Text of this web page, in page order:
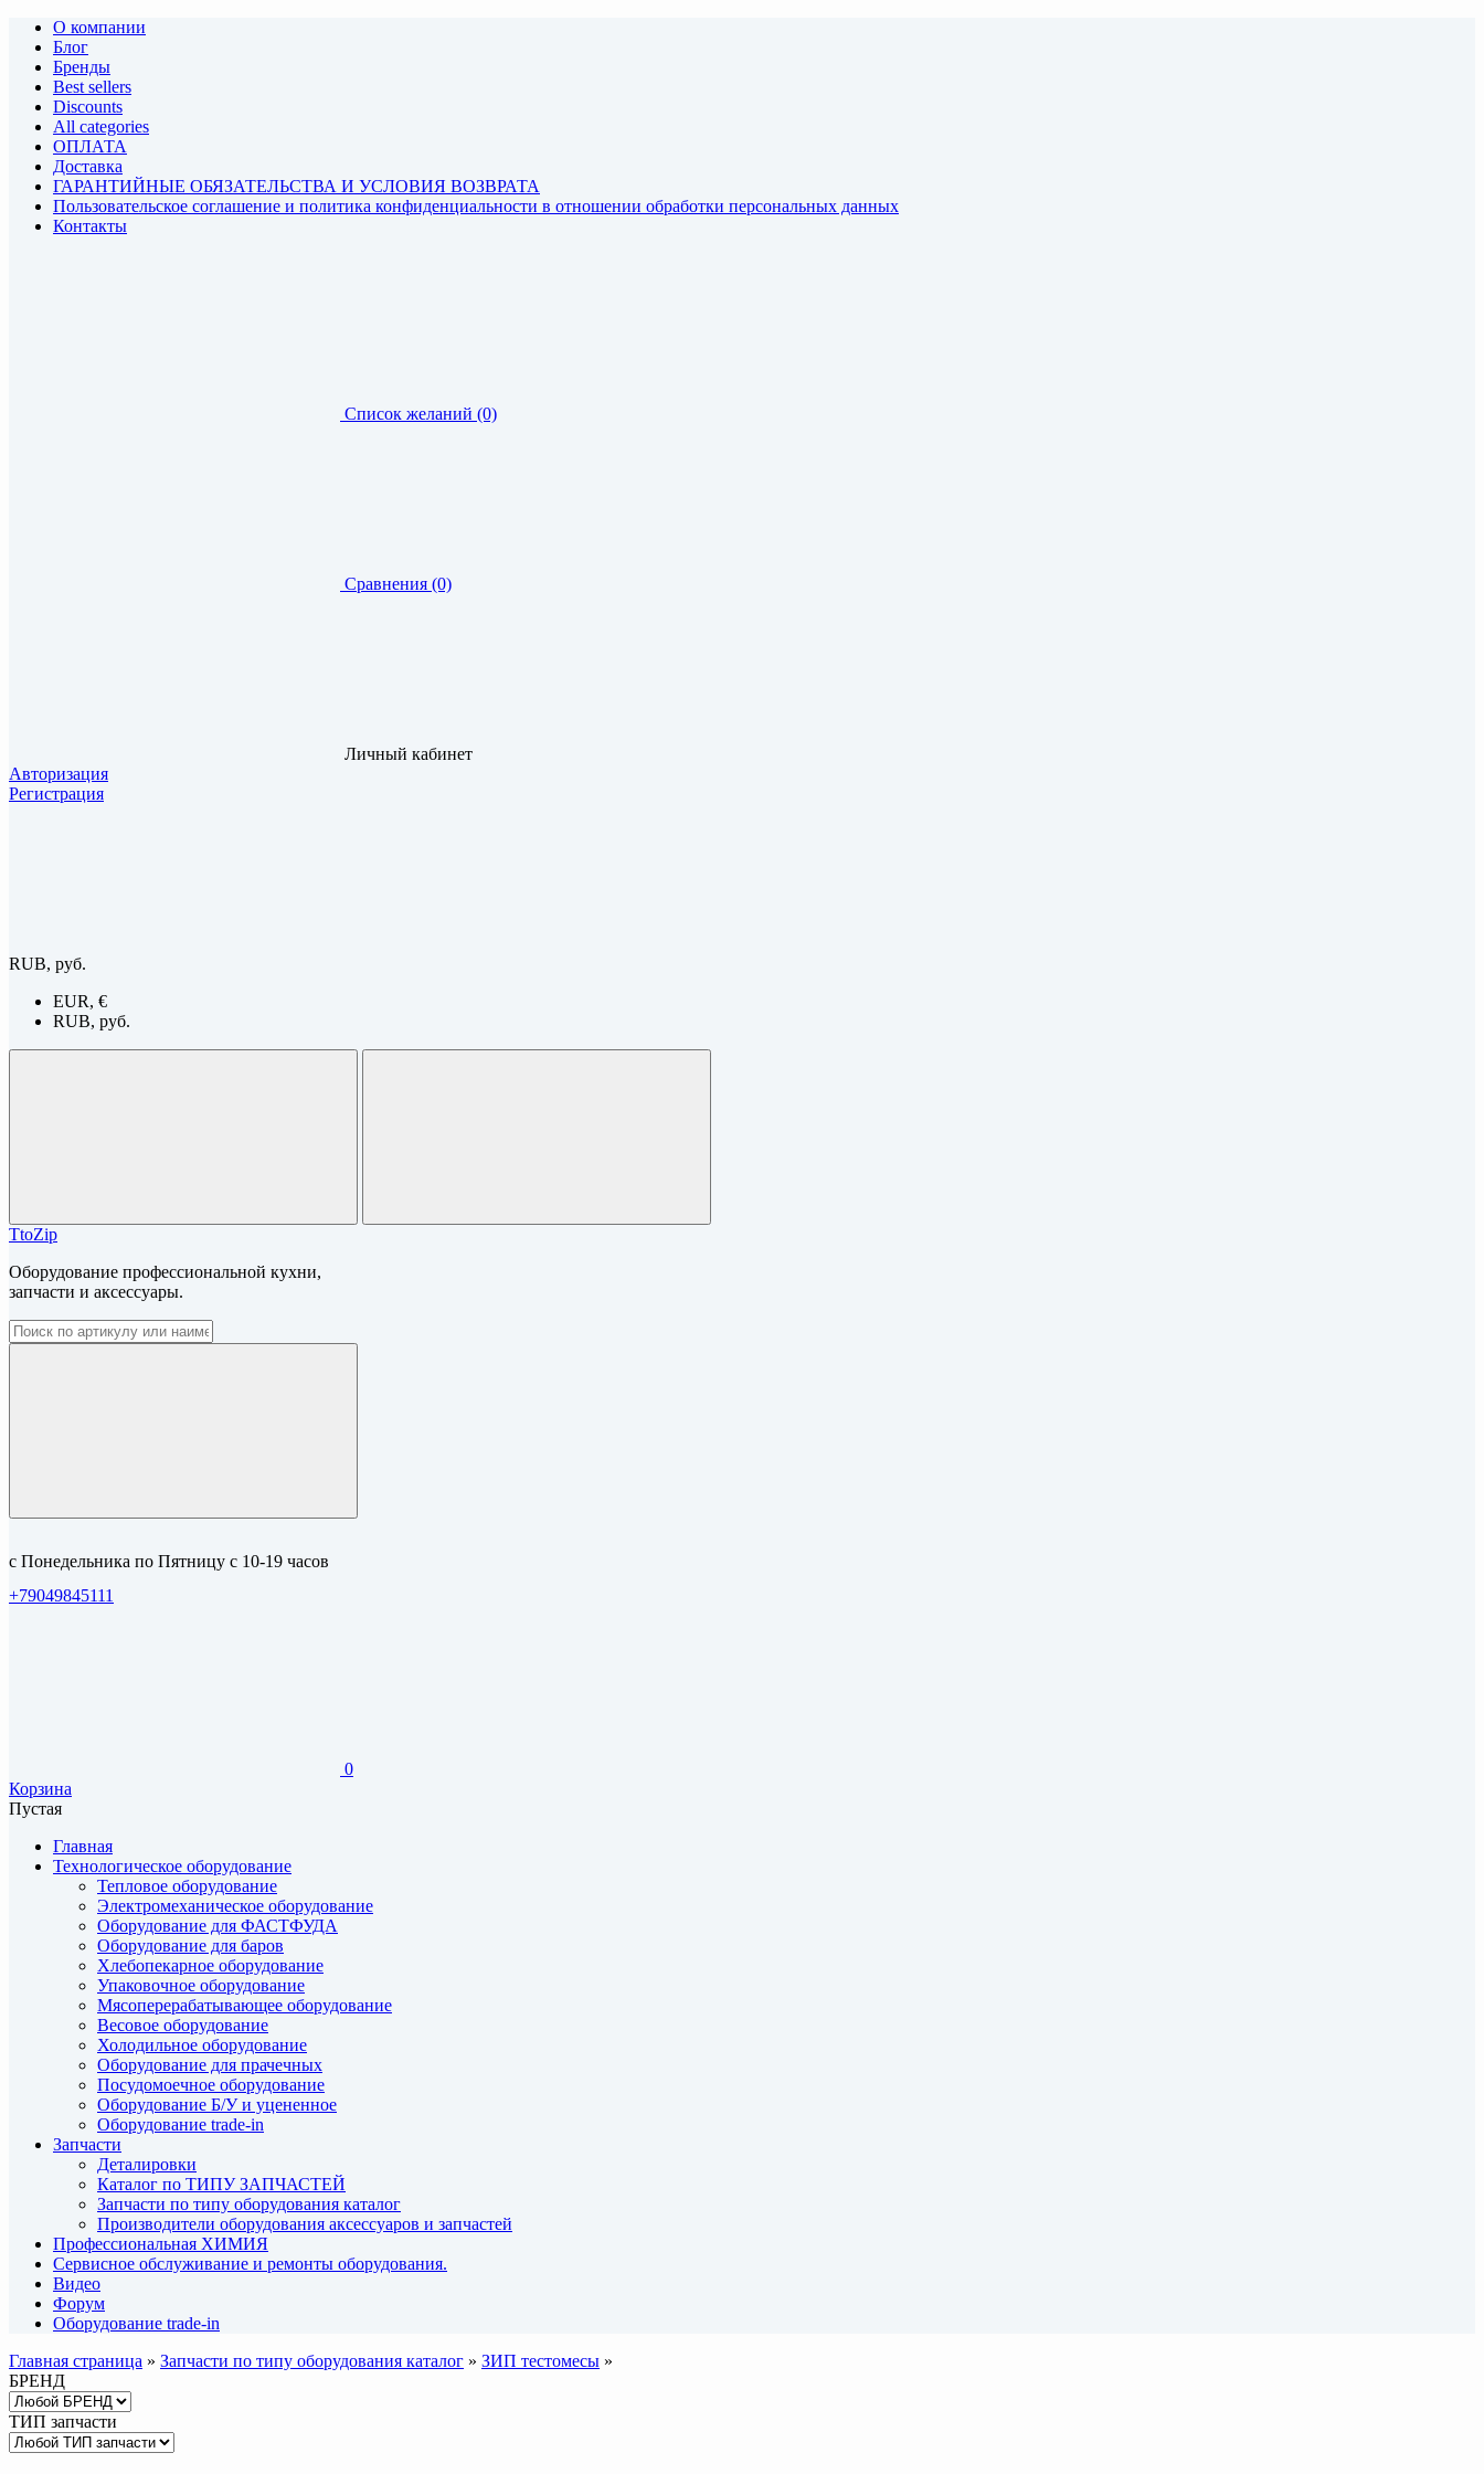
О компании
Блог
Бренды
Best sellers
Discounts
All categories
ОПЛАТА
Доставка
ГАРАНТИЙНЫЕ ОБЯЗАТЕЛЬСТВА И УСЛОВИЯ ВОЗВРАТА
Пользовательское соглашение и политика конфиденциальности в отношении обработки персональных данных
Контакты
Список желаний (0)
Сравнения (0)
Личный кабинет
Авторизация
Регистрация
RUB, руб.
EUR, €
RUB, руб.
TtoZip
Оборудование профессиональной кухни,
запчасти и аксессуары.
с Понедельника по Пятницу с 10-19 часов
+79049845111
0
Корзина
Пустая
Главная
Технологическое оборудование
Тепловое оборудование
Электромеханическое оборудование
Оборудование для ФАСТФУДА
Оборудование для баров
Хлебопекарное оборудование
Упаковочное оборудование
Мясоперерабатывающее оборудование
Весовое оборудование
Холодильное оборудование
Оборудование для прачечных
Посудомоечное оборудование
Оборудование Б/У и уцененное
Оборудование trade-in
Запчасти
Деталировки
Каталог по ТИПУ ЗАПЧАСТЕЙ
Запчасти по типу оборудования каталог
Производители оборудования аксессуаров и запчастей
Профессиональная ХИМИЯ
Сервисное обслуживание и ремонты оборудования.
Видео
Форум
Оборудование trade-in
Главная страница » Запчасти по типу оборудования каталог » ЗИП тестомесы »
БРЕНД
ТИП запчасти